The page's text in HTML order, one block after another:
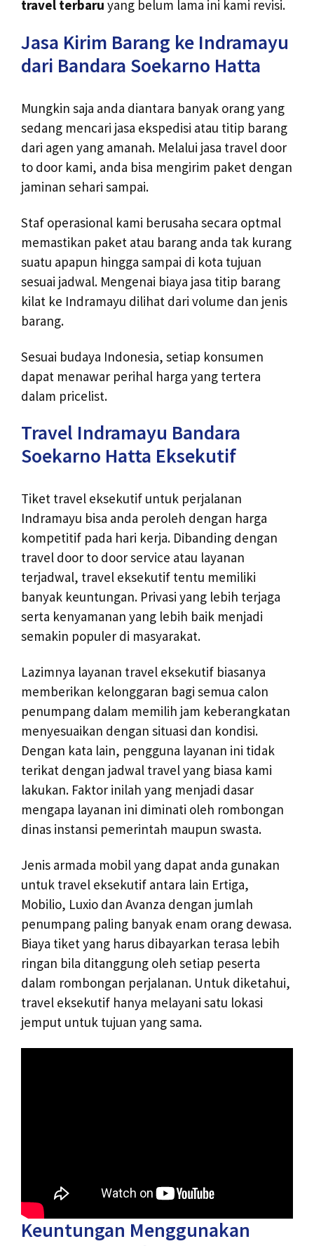
travel terbaru yang belum lama ini kami revisi.
Jasa Kirim Barang ke Indramayu
dari Bandara Soekarno Hatta
Mungkin saja anda diantara banyak orang yang
sedang mencari jasa ekspedisi atau titip barang
dari agen yang amanah. Melalui jasa travel door
to door kami, anda bisa mengirim paket dengan
jaminan sehari sampai.
Staf operasional kami berusaha secara optmal
memastikan paket atau barang anda tak kurang
suatu apapun hingga sampai di kota tujuan
sesuai jadwal. Mengenai biaya jasa titip barang
kilat ke Indramayu dilihat dari volume dan jenis
barang.
Sesuai budaya Indonesia, setiap konsumen
dapat menawar perihal harga yang tertera
dalam pricelist.
Travel Indramayu Bandara
Soekarno Hatta Eksekutif
Tiket travel eksekutif untuk perjalanan
Indramayu bisa anda peroleh dengan harga
kompetitif pada hari kerja. Dibanding dengan
travel door to door service atau layanan
terjadwal, travel eksekutif tentu memiliki
banyak keuntungan. Privasi yang lebih terjaga
serta kenyamanan yang lebih baik menjadi
semakin populer di masyarakat.
Lazimnya layanan travel eksekutif biasanya
memberikan kelonggaran bagi semua calon
penumpang dalam memilih jam keberangkatan
menyesuaikan dengan situasi dan kondisi.
Dengan kata lain, pengguna layanan ini tidak
terikat dengan jadwal travel yang biasa kami
lakukan. Faktor inilah yang menjadi dasar
mengapa layanan ini diminati oleh rombongan
dinas instansi pemerintah maupun swasta.
Jenis armada mobil yang dapat anda gunakan
untuk travel eksekutif antara lain Ertiga,
Mobilio, Luxio dan Avanza dengan jumlah
penumpang paling banyak enam orang dewasa.
Biaya tiket yang harus dibayarkan terasa lebih
ringan bila ditanggung oleh setiap peserta
dalam rombongan perjalanan. Untuk diketahui,
travel eksekutif hanya melayani satu lokasi
jemput untuk tujuan yang sama.
Keuntungan Menggunakan